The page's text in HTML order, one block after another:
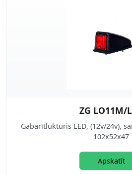
ZG LO11M/
Gabarītlukturis LED, (12v/24v),
102x52x47
Apskatīt